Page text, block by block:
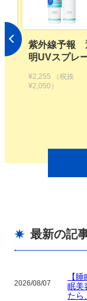
F
毛穴撫子 紀
南高梅の重曹
¥1,100 （税抜
最新の記
2026/08/07
【
眠美
たら